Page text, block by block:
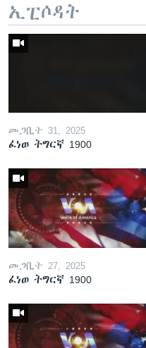
ኢፒሶዳት
መጋቢት 31, 2025
ፈነወ ትግርኛ 1900
መጋቢት 27, 2025
ፈነወ ትግርኛ 1900